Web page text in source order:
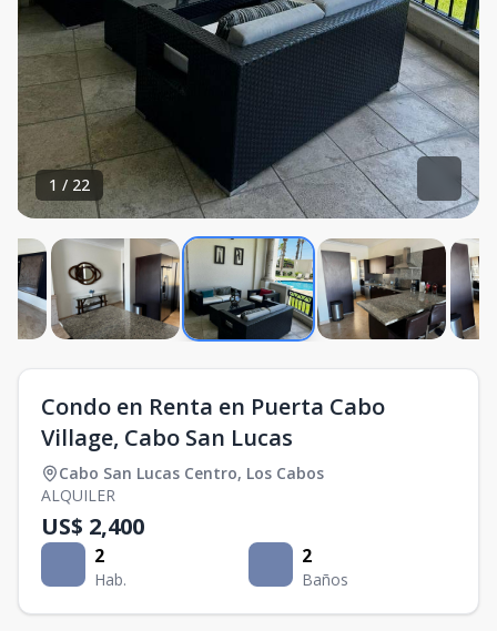
1 / 22
Condo en Renta en Puerta Cabo
Village, Cabo San Lucas
Cabo San Lucas Centro, Los Cabos
ALQUILER
US$ 2,400
2
Hab.
2
Baños